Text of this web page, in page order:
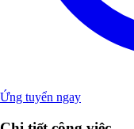
Ứng tuyển ngay